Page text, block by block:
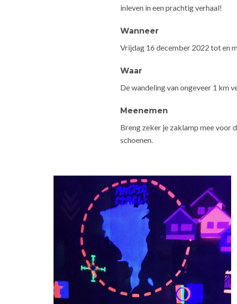
inleven in een prachtig verhaal!
Wanneer
Vrijdag 16 december 2022 tot en
Waar
De wandeling van ongeveer 1 km
Meenemen
Breng zeker je zaklamp mee voor
schoenen.